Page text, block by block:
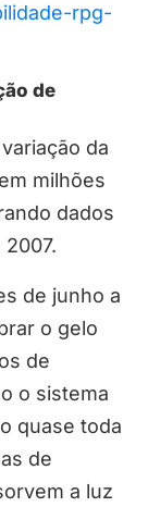
rpg-
de
da
milhões
dados
de junho a
o gelo
de
o sistema
quase toda
de
a luz